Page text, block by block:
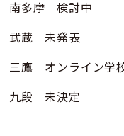
南多摩 検討中
武蔵 未発表
三鷹 オンライン学
九段 未決定